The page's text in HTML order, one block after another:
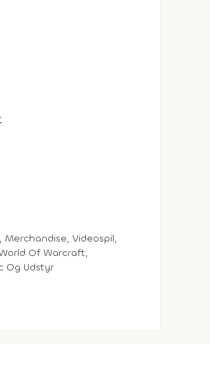
Merchandise, Videospil,
Of Warcraft,
Og Udstyr